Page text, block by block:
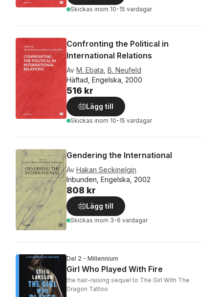
Skickas inom 10-15 vardagar
Confronting the Political in
International Relations
Av M. Ebata B. Neufeld
Häftad, Engelska, 2000
516 kr
Lägg till
Skickas inom 10-15 vardagar
Gendering the International
Av Hakan Seckinelgin
Inbunden, Engelska, 2002
808 kr
Lägg till
Skickas inom 3-6 vardagar
Del 2 - Millennium
Girl Who Played With Fire
the hair-raising sequel to The Girl With The
Dragon Tattoo